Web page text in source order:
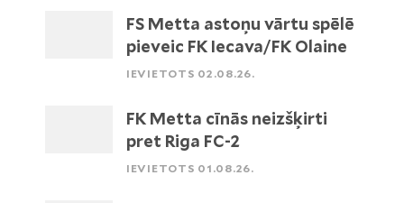
FS Metta astoņu vārtu spēlē
pieveic FK Iecava/FK Olaine
IEVIETOTS 02.08.26.
FK Metta cīnās neizšķirti
pret Riga FC-2
IEVIETOTS 01.08.26.